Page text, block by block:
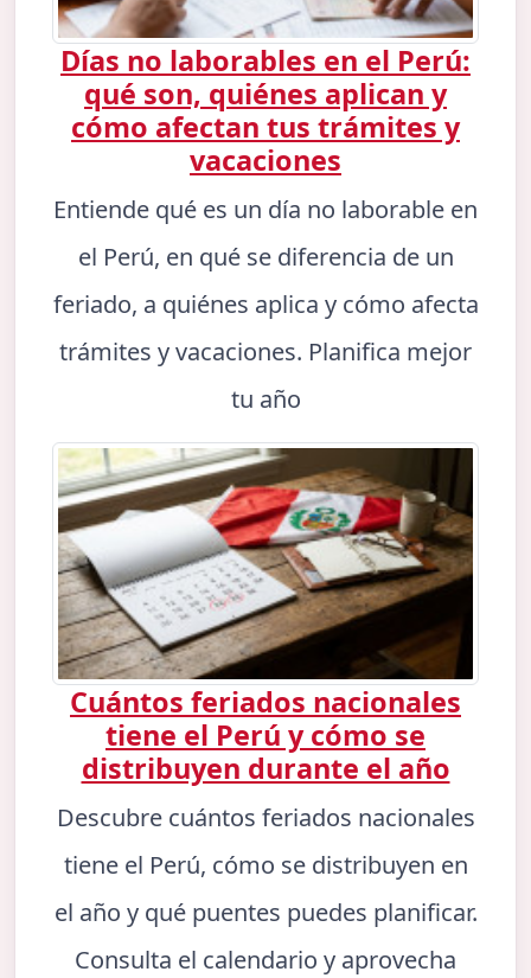
Días no laborables en el Perú:
qué son, quiénes aplican y
cómo afectan tus trámites y
vacaciones
Entiende qué es un día no laborable en
el Perú, en qué se diferencia de un
feriado, a quiénes aplica y cómo afecta
trámites y vacaciones. Planifica mejor
tu año
Cuántos feriados nacionales
tiene el Perú y cómo se
distribuyen durante el año
Descubre cuántos feriados nacionales
tiene el Perú, cómo se distribuyen en
el año y qué puentes puedes planificar.
Consulta el calendario y aprovecha